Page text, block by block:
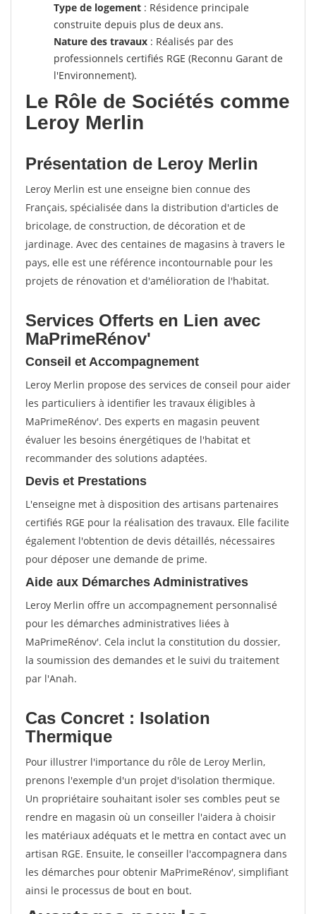
Type de logement : Résidence principale
construite depuis plus de deux ans.
Nature des travaux : Réalisés par des
professionnels certifiés RGE (Reconnu Garant de
l'Environnement).
Le Rôle de Sociétés comme
Leroy Merlin
Présentation de Leroy Merlin
Leroy Merlin est une enseigne bien connue des
Français, spécialisée dans la distribution d'articles de
bricolage, de construction, de décoration et de
jardinage. Avec des centaines de magasins à travers le
pays, elle est une référence incontournable pour les
projets de rénovation et d'amélioration de l'habitat.
Services Offerts en Lien avec
MaPrimeRénov'
Conseil et Accompagnement
Leroy Merlin propose des services de conseil pour aider
les particuliers à identifier les travaux éligibles à
MaPrimeRénov'. Des experts en magasin peuvent
évaluer les besoins énergétiques de l'habitat et
recommander des solutions adaptées.
Devis et Prestations
L'enseigne met à disposition des artisans partenaires
certifiés RGE pour la réalisation des travaux. Elle facilite
également l'obtention de devis détaillés, nécessaires
pour déposer une demande de prime.
Aide aux Démarches Administratives
Leroy Merlin offre un accompagnement personnalisé
pour les démarches administratives liées à
MaPrimeRénov'. Cela inclut la constitution du dossier,
la soumission des demandes et le suivi du traitement
par l'Anah.
Cas Concret : Isolation
Thermique
Pour illustrer l'importance du rôle de Leroy Merlin,
prenons l'exemple d'un projet d'isolation thermique.
Un propriétaire souhaitant isoler ses combles peut se
rendre en magasin où un conseiller l'aidera à choisir
les matériaux adéquats et le mettra en contact avec un
artisan RGE. Ensuite, le conseiller l'accompagnera dans
les démarches pour obtenir MaPrimeRénov', simplifiant
ainsi le processus de bout en bout.